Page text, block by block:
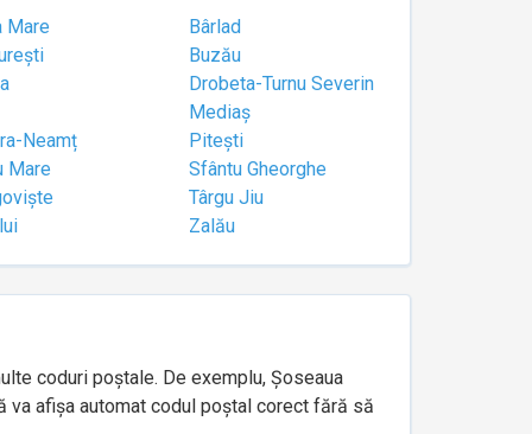
Mare
Bârlad
Buzău
Drobeta-Turnu Severin
Mediaș
Neamț
Pitești
Mare
Sfântu Gheorghe
Târgu Jiu
Zalău
coduri poștale. De exemplu, Șoseaua
va afișa automat codul poștal corect fără să